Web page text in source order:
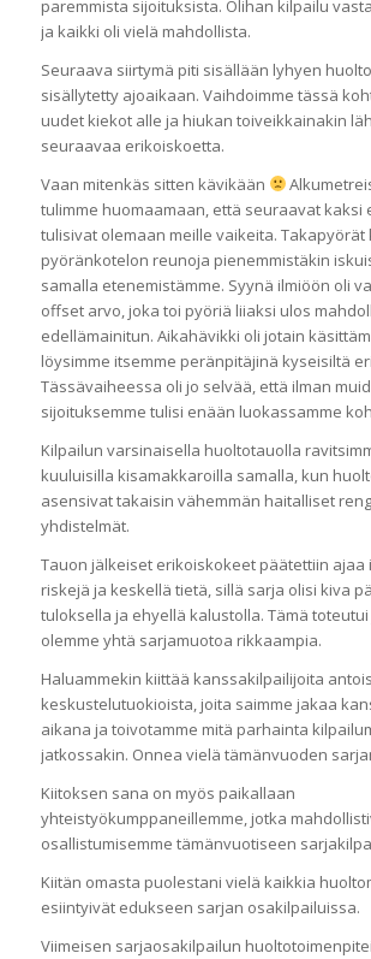
paremmista sijoituksista. Olihan kilpailu
ja kaikki oli vielä mahdollista.
Seuraava siirtymä piti sisällään lyhyen
sisällytetty ajoaikaan. Vaihdoimme tässä
uudet kiekot alle ja hiukan toiveikkainakin
seuraavaa erikoiskoetta.
Vaan mitenkäs sitten kävikään
tulimme huomaamaan, että seuraavat kaksi
tulisivat olemaan meille vaikeita. Takapyörät
pyöränkotelon reunoja pienemmistäkin
samalla etenemistämme. Syynä ilmiöön oli
offset arvo, joka toi pyöriä liiaksi ulos
edellämainitun. Aikahävikki oli jotain
löysimme itsemme peränpitäjinä kyseisiltä
Tässävaiheessa oli jo selvää, että ilman
sijoituksemme tulisi enään luokassamme
Kilpailun varsinaisella huoltotauolla
kuuluisilla kisamakkaroilla samalla, kun
asensivat takaisin vähemmän haitalliset
yhdistelmät.
Tauon jälkeiset erikoiskokeet päätettiin ajaa
riskejä ja keskellä tietä, sillä sarja olisi kiva
tuloksella ja ehyellä kalustolla. Tämä
olemme yhtä sarjamuotoa rikkaampia.
Haluammekin kiittää kanssakilpailijoita
keskustelutuokioista, joita saimme jakaa
aikana ja toivotamme mitä parhainta
jatkossakin. Onnea vielä tämänvuoden
Kiitoksen sana on myös paikallaan
yhteistyökumppaneillemme, jotka
osallistumisemme tämänvuotiseen
Kiitän omasta puolestani vielä kaikkia
esiintyivät edukseen sarjan osakilpailuissa.
Viimeisen sarjaosakilpailun